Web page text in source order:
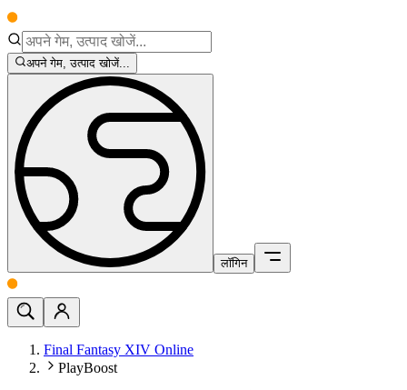
अपने गेम, उत्पाद खोजें...
लॉगिन
Final Fantasy XIV Online
PlayBoost